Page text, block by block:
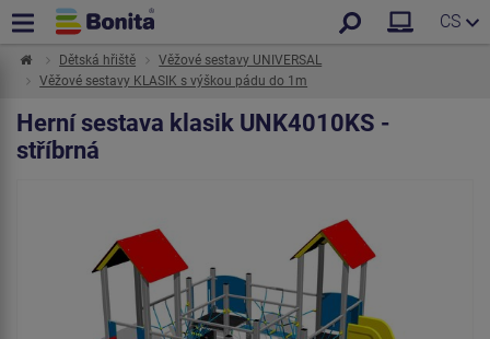
CS
Dětská hřiště
Věžové sestavy UNIVERSAL
Věžové sestavy KLASIK s výškou pádu do 1m
Herní sestava klasik UNK4010KS -
stříbrná